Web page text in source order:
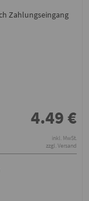
Zahlungseingang
4.49€
inkl. MwSt.
zzgl. Versand